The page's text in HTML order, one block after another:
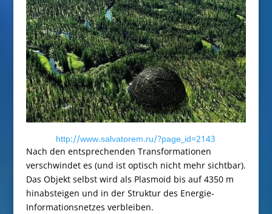
http://www.salvatorem.ru/?page_id=2143
Nach den entsprechenden Transformationen
verschwindet es (und ist optisch nicht mehr sichtbar).
Das Objekt selbst wird als Plasmoid bis auf 4350 m
hinabsteigen und in der Struktur des Energie-
Informationsnetzes verbleiben.